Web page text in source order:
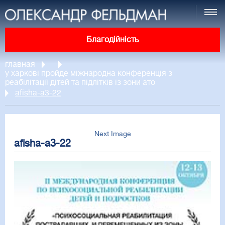
Благодійність
главная
у харкові пройде міжнародна конференція з
реабілітації дітей та підлітків із зони ато
afisha-a3-22
Next Image
afisha-a3-22